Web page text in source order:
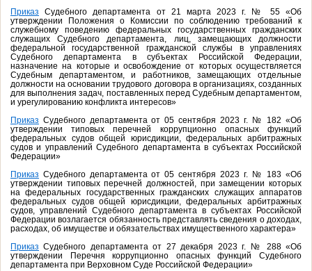
Приказ Судебного департамента от 21 марта 2023 г. № 55 «Об
утверждении Положения о Комиссии по соблюдению требований к
служебному поведению федеральных государственных гражданских
служащих Судебного департамента, лиц, замещающих должности
федеральной государственной гражданской службы в управлениях
Судебного департамента в субъектах Российской Федерации,
назначение на которые и освобождение от которых осуществляется
Судебным департаментом, и работников, замещающих отдельные
должности на основании трудового договора в организациях, созданных
для выполнения задач, поставленных перед Судебным департаментом,
и урегулированию конфликта интересов»
Приказ Судебного департамента от 05 сентября 2023 г. № 182 «Об
утверждении типовых перечней коррупционно опасных функций
федеральных судов общей юрисдикции, федеральных арбитражных
судов и управлений Судебного департамента в субъектах Российской
Федерации»
Приказ Судебного департамента от 05 сентября 2023 г. № 183 «Об
утверждении типовых перечней должностей, при замещении которых
на федеральных государственных гражданских служащих аппаратов
федеральных судов общей юрисдикции, федеральных арбитражных
судов, управлений Судебного департамента в субъектах Российской
Федерации возлагается обязанность представлять сведения о доходах,
расходах, об имуществе и обязательствах имущественного характера»
Приказ Судебного департамента от 27 декабря 2023 г. № 288 «Об
утверждении Перечня коррупционно опасных функций Судебного
департамента при Верховном Суде Российской Федерации»